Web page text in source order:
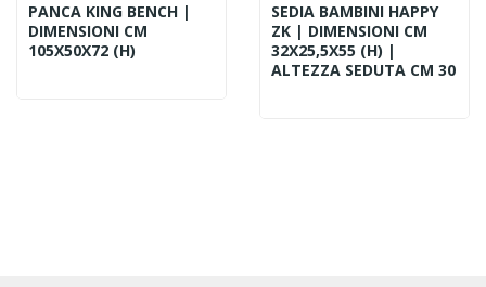
PANCA KING BENCH |
DIMENSIONI CM
105X50X72 (H)
SEDIA BAMBINI HAPPY
ZK | DIMENSIONI CM
32X25,5X55 (H) |
ALTEZZA SEDUTA CM 30